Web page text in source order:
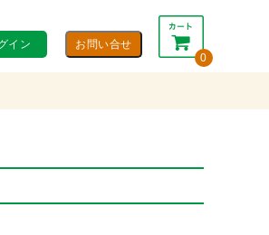
イン
0
カートを見る・注文する